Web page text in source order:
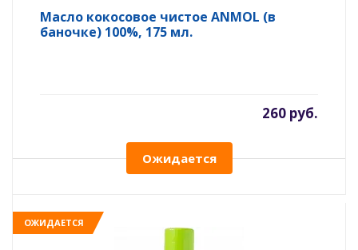
Масло кокосовое чистое ANMOL (в
баночке) 100%, 175 мл.
260 руб.
Ожидается
ОЖИДАЕТСЯ